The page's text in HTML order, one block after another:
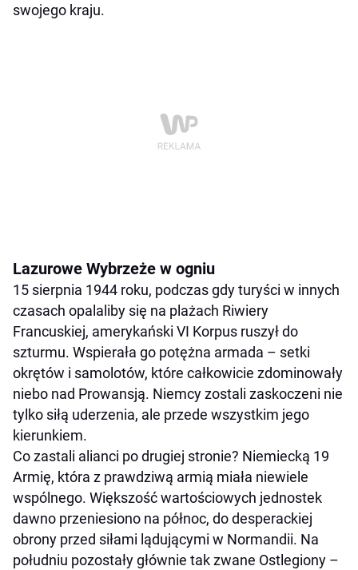
swojego kraju.
Lazurowe Wybrzeże w ogniu
15 sierpnia 1944 roku, podczas gdy turyści w innych
czasach opalaliby się na plażach Riwiery
Francuskiej, amerykański VI Korpus ruszył do
szturmu. Wspierała go potężna armada – setki
okrętów i samolotów, które całkowicie zdominowały
niebo nad Prowansją. Niemcy zostali zaskoczeni nie
tylko siłą uderzenia, ale przede wszystkim jego
kierunkiem.
Co zastali alianci po drugiej stronie? Niemiecką 19
Armię, która z prawdziwą armią miała niewiele
wspólnego. Większość wartościowych jednostek
dawno przeniesiono na północ, do desperackiej
obrony przed siłami lądującymi w Normandii. Na
południu pozostały głównie tak zwane Ostlegiony –